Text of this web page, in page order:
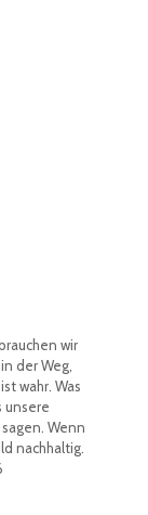
wir
der Weg,
wahr. Was
unsere
Wenn
nachhaltig.